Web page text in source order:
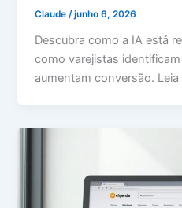
Claude/junho 6, 2026
Descubra como a IA está
como varejistas
aumentam conversão.